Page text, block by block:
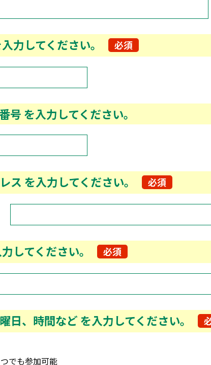
力してください。 必須
号 を入力してください。
ス を入力してください。 必須
してください。 必須
日、時間などを入力してください。
でも参加可能